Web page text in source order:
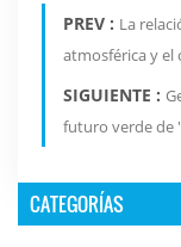
PREV : La
atmosférica y el
SIGUIENTE :
futuro verde de
CATEGORÍAS